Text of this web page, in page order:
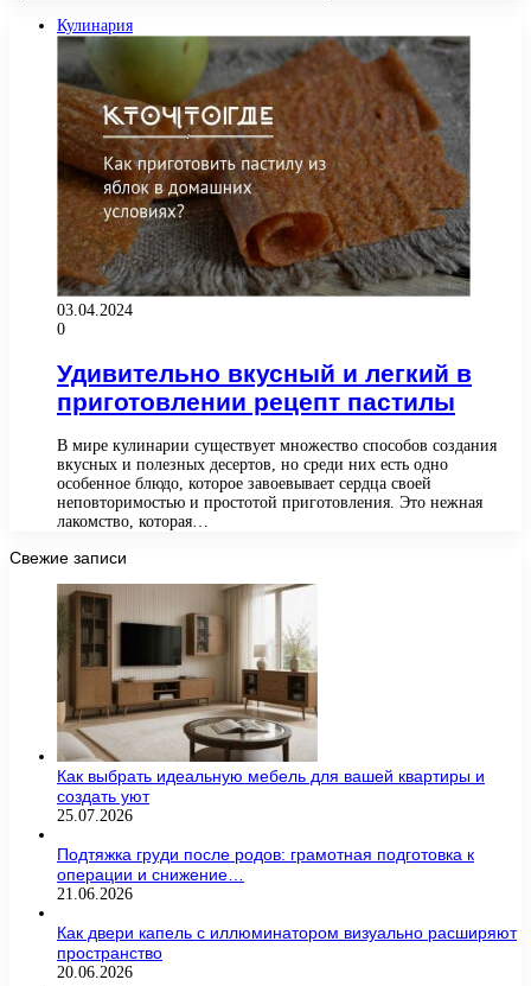
Кулинария
03.04.2024
0
Удивительно вкусный и легкий в
приготовлении рецепт пастилы
В мире кулинарии существует множество способов создания
вкусных и полезных десертов, но среди них есть одно
особенное блюдо, которое завоевывает сердца своей
неповторимостью и простотой приготовления. Это нежная
лакомство, которая…
Свежие записи
Как выбрать идеальную мебель для вашей квартиры и
создать уют
25.07.2026
Подтяжка груди после родов: грамотная подготовка к
операции и снижение…
21.06.2026
Как двери капель с иллюминатором визуально расширяют
пространство
20.06.2026